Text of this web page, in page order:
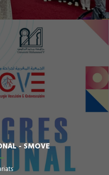
- SMOVE